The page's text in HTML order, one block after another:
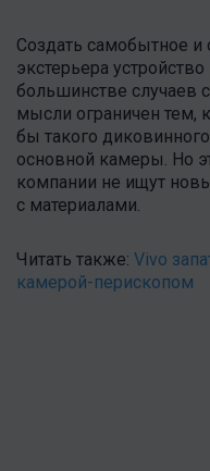
Создать самобытное и
экстерьера
большинстве случаев
мысли ограничен тем,
бы такого
основной камеры. Но
компании не ищут
с материалами.
Читать также: Vivo
камерой-перископом